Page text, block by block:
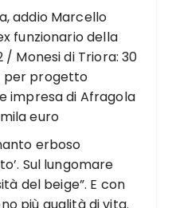
addio Marcello
funzionario della
/ Monesi di Triora: 30
per progetto
impresa di Afragola
euro
erboso
Sul lungomare
del beige”. E con